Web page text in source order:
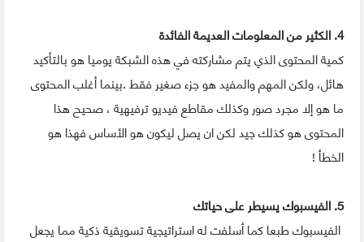
4. الكثير من المعلومات العديمة الفائدة
كمية المحتوى الذي يتم مشاركته في هذه الشبكة يوميا هو بالتأكيد
هائل، ولكن المهم والمفيد هو جزء صغير فقط .بينما أغلب المحتوى
ما هو إلا مجرد صور وكذلك مقاطع فيديو ترفيهية ، صحيح هذا
المحتوى هو كذلك جيد لكن ان يصل ليكون هو الأساس فهذا هو
الخطأ !
5. الفيسبوك يسيطر على حياتك
الفيسبوك طبعا كما أسلفت له استراتيجية تسويقية ذكية مما يجعل